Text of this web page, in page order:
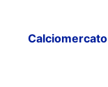
Calciomercato